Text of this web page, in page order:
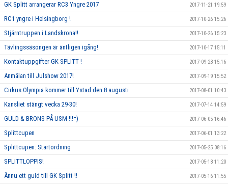
GK Splitt arrangerar RC3 Yngre 2017 2017-11-21 19:59
RC1 yngre i Helsingborg ! 2017-10-26 15:26
Stjärntruppen i Landskrona!! 2017-10-26 15:23
Tävlingssäsongen är äntligen igång! 2017-10-17 15:11
Kontaktuppgifter GK SPLITT ! 2017-09-28 15:16
Anmälan till Julshow 2017! 2017-09-19 15:52
Cirkus Olympia kommer till Ystad den 8 augusti 2017-08-01 10:43
Kansliet stängt vecka 29-30! 2017-07-14 14:59
GULD & BRONS PÅ USM !!!=) 2017-06-05 16:46
Splittcupen 2017-06-01 13:22
Splittcupen: Startordning 2017-05-25 08:16
SPLITTLOPPIS! 2017-05-18 11:20
Ännu ett guld till GK Splitt !! 2017-05-16 11:55